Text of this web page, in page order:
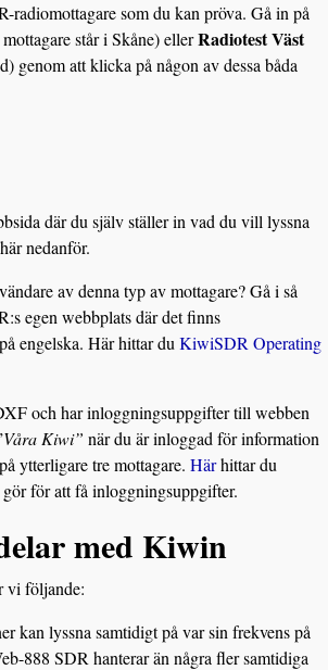
som du kan pröva. Gå in på
står i Skåne) ellerRadiotest Väst
genom att klicka på någon av dessa båda
där du själv ställer in vad du vill lyssna
nedanför.
av denna typ av mottagare? Gå i så
egen webbplats där det finns
engelska. Här hittar duKiwiSDR Operating
och har inloggningsuppgifter till webben
Våra Kiwi” när du är inloggad för information
ytterligare tre mottagare.Härhittar du
för att få inloggningsuppgifter.
med Kiwin
vi följande:
kan lyssna samtidigt på var sin frekvens på
888 SDR hanterar än några fler samtidiga